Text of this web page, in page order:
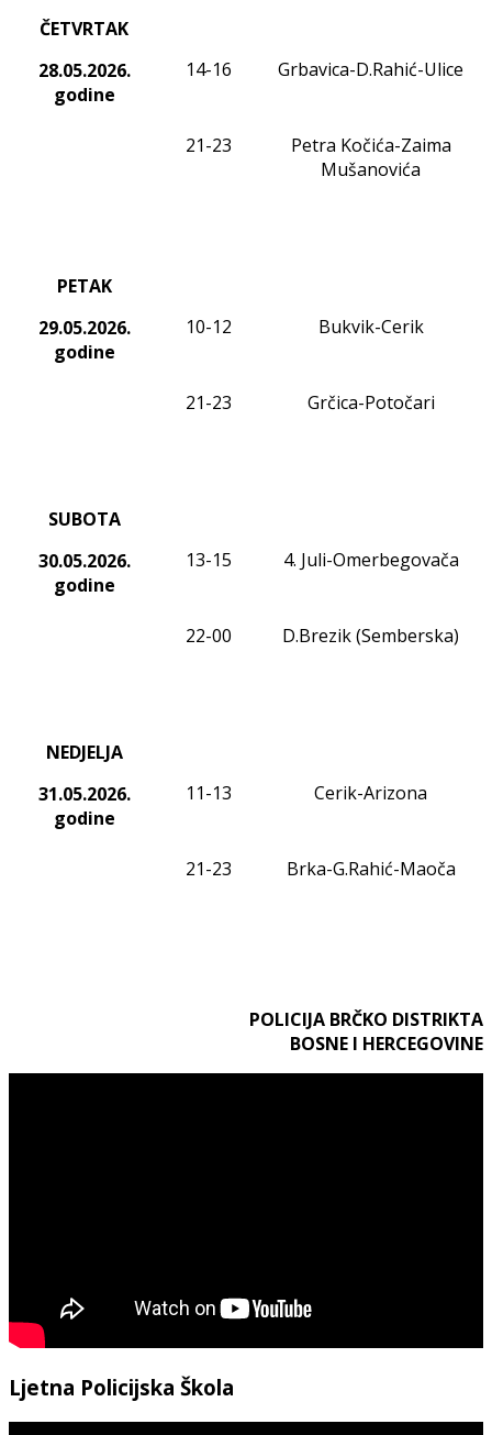
ČETVRTAK
28.05.2026.
godine
14-16 Grbavica-D.Rahić-Ulice
21-23
Petra Kočića-Zaima
Mušanovića
PETAK
29.05.2026.
godine
10-12 Bukvik-Cerik
21-23 Grčica-Potočari
SUBOTA
30.05.2026.
godine
13-15 4. Juli-Omerbegovača
22-00 D.Brezik (Semberska)
NEDJELJA
31.05.2026.
godine
11-13 Cerik-Arizona
21-23 Brka-G.Rahić-Maoča
POLICIJA BRČKO DISTRIKTA
BOSNE I HERCEGOVINE
Ljetna Policijska Škola